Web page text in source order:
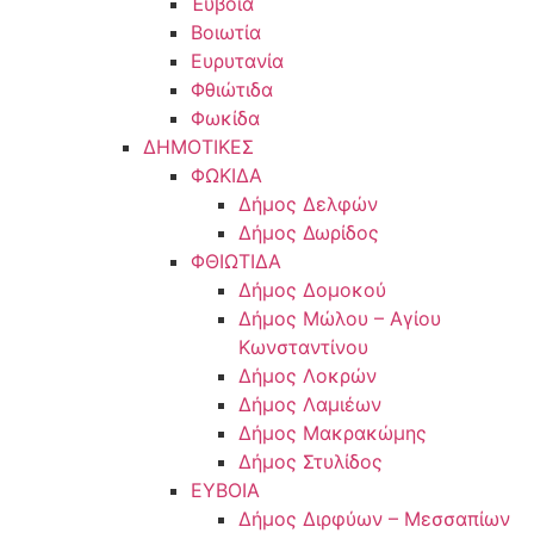
Βοιωτία
Ευρυτανία
Φθιώτιδα
Φωκίδα
ΔΗΜΟΤΙΚΕΣ
ΦΩΚΙΔΑ
Δήμος Δελφών
Δήμος Δωρίδος
ΦΘΙΩΤΙΔΑ
Δήμος Δομοκού
Δήμος Μώλου – Αγίου
Κωνσταντίνου
Δήμος Λοκρών
Δήμος Λαμιέων
Δήμος Μακρακώμης
Δήμος Στυλίδος
ΕΥΒΟΙΑ
Δήμος Διρφύων – Μεσσαπίων